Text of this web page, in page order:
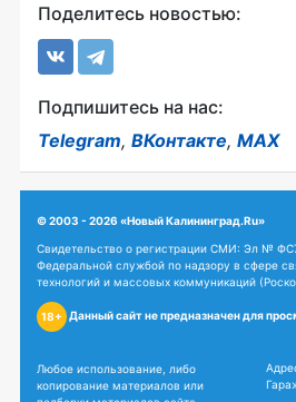
Поделитесь новостью:
Подпишитесь на нас:
Telegram, ВКонтакте, MAX
© 2003 - 2026 «Новый Калининград.Ru»
Свидетельство о регистрации СМИ: Эл №
Федеральной службой по надзору в сфере
технологий и массовых коммуникаций
18+ Данный сайт не предназначен для
Любое использование, либо
копирование материалов или